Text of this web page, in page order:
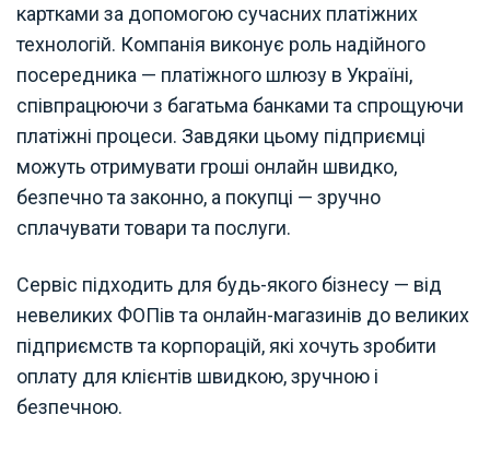
картками за допомогою сучасних платіжних
технологій. Компанія виконує роль надійного
посередника — платіжного шлюзу в Україні,
співпрацюючи з багатьма банками та спрощуючи
платіжні процеси. Завдяки цьому підприємці
можуть отримувати гроші онлайн швидко,
безпечно та законно, а покупці — зручно
сплачувати товари та послуги.
Сервіс підходить для будь-якого бізнесу — від
невеликих ФОПів та онлайн-магазинів до великих
підприємств та корпорацій, які хочуть зробити
оплату для клієнтів швидкою, зручною і
безпечною.